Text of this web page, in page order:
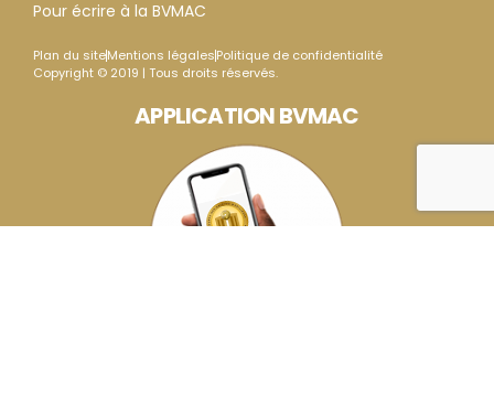
Pour écrire à la BVMAC
Plan du siteMentions légalesPolitique de confidentialité
Copyright © 2019 | Tous droits réservés.
APPLICATION BVMAC